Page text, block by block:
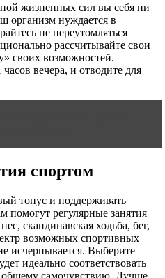
жизненных сил вы себя ни
организм нуждается в
не переутомляться
рассчитывайте свои
своих возможностей.
вечера, и отводите для
спортом
тонус и поддерживать
помогут регулярные занятия
скандинавская ходьба, бег,
возможных спортивных
исчерпывается. Выберите
идеально соответствовать
общему самочувствию. Лучше